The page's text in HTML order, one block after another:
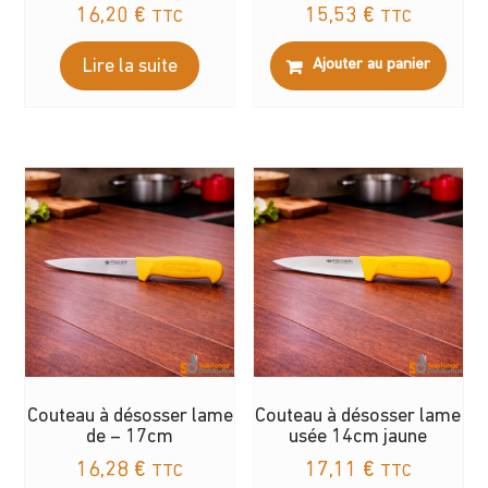
16,20 € TTC
Lire la suite
15,53 € TTC
Ajouter au panier
Couteau à désosser lame
de – 17cm
16,28 € TTC
Couteau à désosser lame
usée 14cm jaune
17,11 € TTC